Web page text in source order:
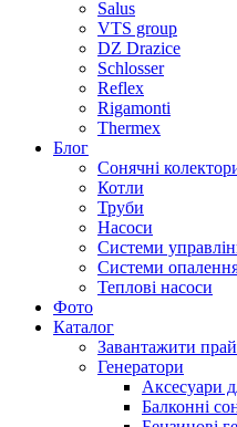
Salus
VTS group
DZ Drazice
Schlosser
Reflex
Rigamonti
Thermex
Блог
Сонячні
Котли
Труби
Насоси
Системи
Системи
Теплові насоси
Фото
Каталог
Завантажити
Генератори
Аксесуари
Балконні